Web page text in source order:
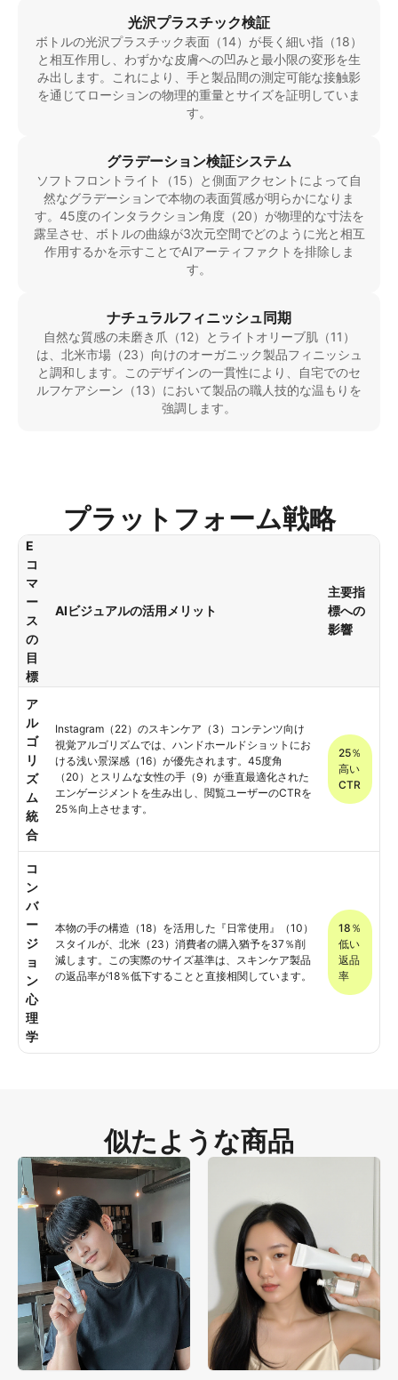
光沢プラスチック検証
ボトルの光沢プラスチック表面（14）が長く細い指（18）
と相互作用し、わずかな皮膚への凹みと最小限の変形を生
み出します。これにより、手と製品間の測定可能な接触影
を通じてローションの物理的重量とサイズを証明していま
す。
グラデーション検証システム
ソフトフロントライト（15）と側面アクセントによって自
然なグラデーションで本物の表面質感が明らかになりま
す。45度のインタラクション角度（20）が物理的な寸法を
露呈させ、ボトルの曲線が3次元空間でどのように光と相互
作用するかを示すことでAIアーティファクトを排除しま
す。
ナチュラルフィニッシュ同期
自然な質感の未磨き爪（12）とライトオリーブ肌（11）
は、北米市場（23）向けのオーガニック製品フィニッシュ
と調和します。このデザインの一貫性により、自宅でのセ
ルフケアシーン（13）において製品の職人技的な温もりを
強調します。
プラットフォーム戦略
E
コ
マ
ー
ス
の
目
標
AIビジュアルの活用メリット
主要指
標への
影響
ア
ル
ゴ
リ
ズ
ム
統
合
Instagram（22）のスキンケア（3）コンテンツ向け
視覚アルゴリズムでは、ハンドホールドショットにお
ける浅い景深感（16）が優先されます。45度角
（20）とスリムな女性の手（9）が垂直最適化された
エンゲージメントを生み出し、閲覧ユーザーのCTRを
25％向上させます。
25％
高い
CTR
コ
ン
バ
ー
ジ
ョ
ン
心
理
学
本物の手の構造（18）を活用した『日常使用』（10）
スタイルが、北米（23）消費者の購入猶予を37％削
減します。この実際のサイズ基準は、スキンケア製品
の返品率が18％低下することと直接相関しています。
18％
低い
返品
率
似たような商品